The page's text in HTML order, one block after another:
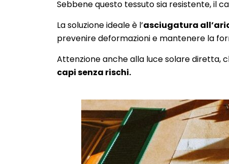
Sebbene questo tessuto sia resistente, il
La soluzione ideale è l’asciugatura
prevenire deformazioni e mantenere la
Attenzione anche alla luce solare diretta,
capi senza rischi.